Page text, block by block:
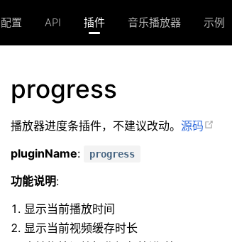
配置 API 插件 音乐播放器 示例
progress
播放器进度条插件，不建议改动。 源码
pluginName: progress
功能说明:
显示当前播放时间
显示当前视频缓存时长